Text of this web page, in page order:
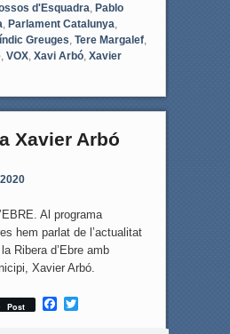
d'Esquadra Pablo
Parlament Catalunya
Greuges Tere Margalef,
, VOX, Xavi Arbó, Xavier
Xavier Arbó
Al programa
hem parlat de l’actualitat
Ribera d’Ebre amb
Xavier Arbó.
Post
F
T